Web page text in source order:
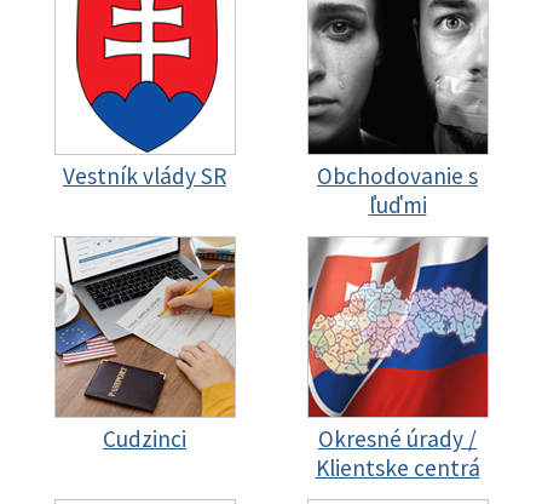
Vestník vlády SR
Obchodovanie s
ľuďmi
Cudzinci
Okresné úrady /
Klientske centrá